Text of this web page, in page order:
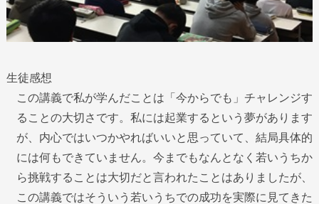
生徒感想
この講義で私が学んだことは「今からでも」チャレンジす
ることの大切さです。私には起業するという夢があります
が、内心ではいつかやればいいと思っていて、結局具体的
には何もできていません。今までもなんとなく若いうちか
ら挑戦することは大切だと言われたことはありましたが、
この講義ではそういう若いうちでの成功を実際に見てきた